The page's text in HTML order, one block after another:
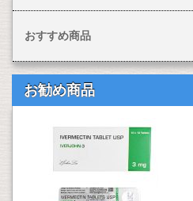
おすすめ商品
お勧め商品